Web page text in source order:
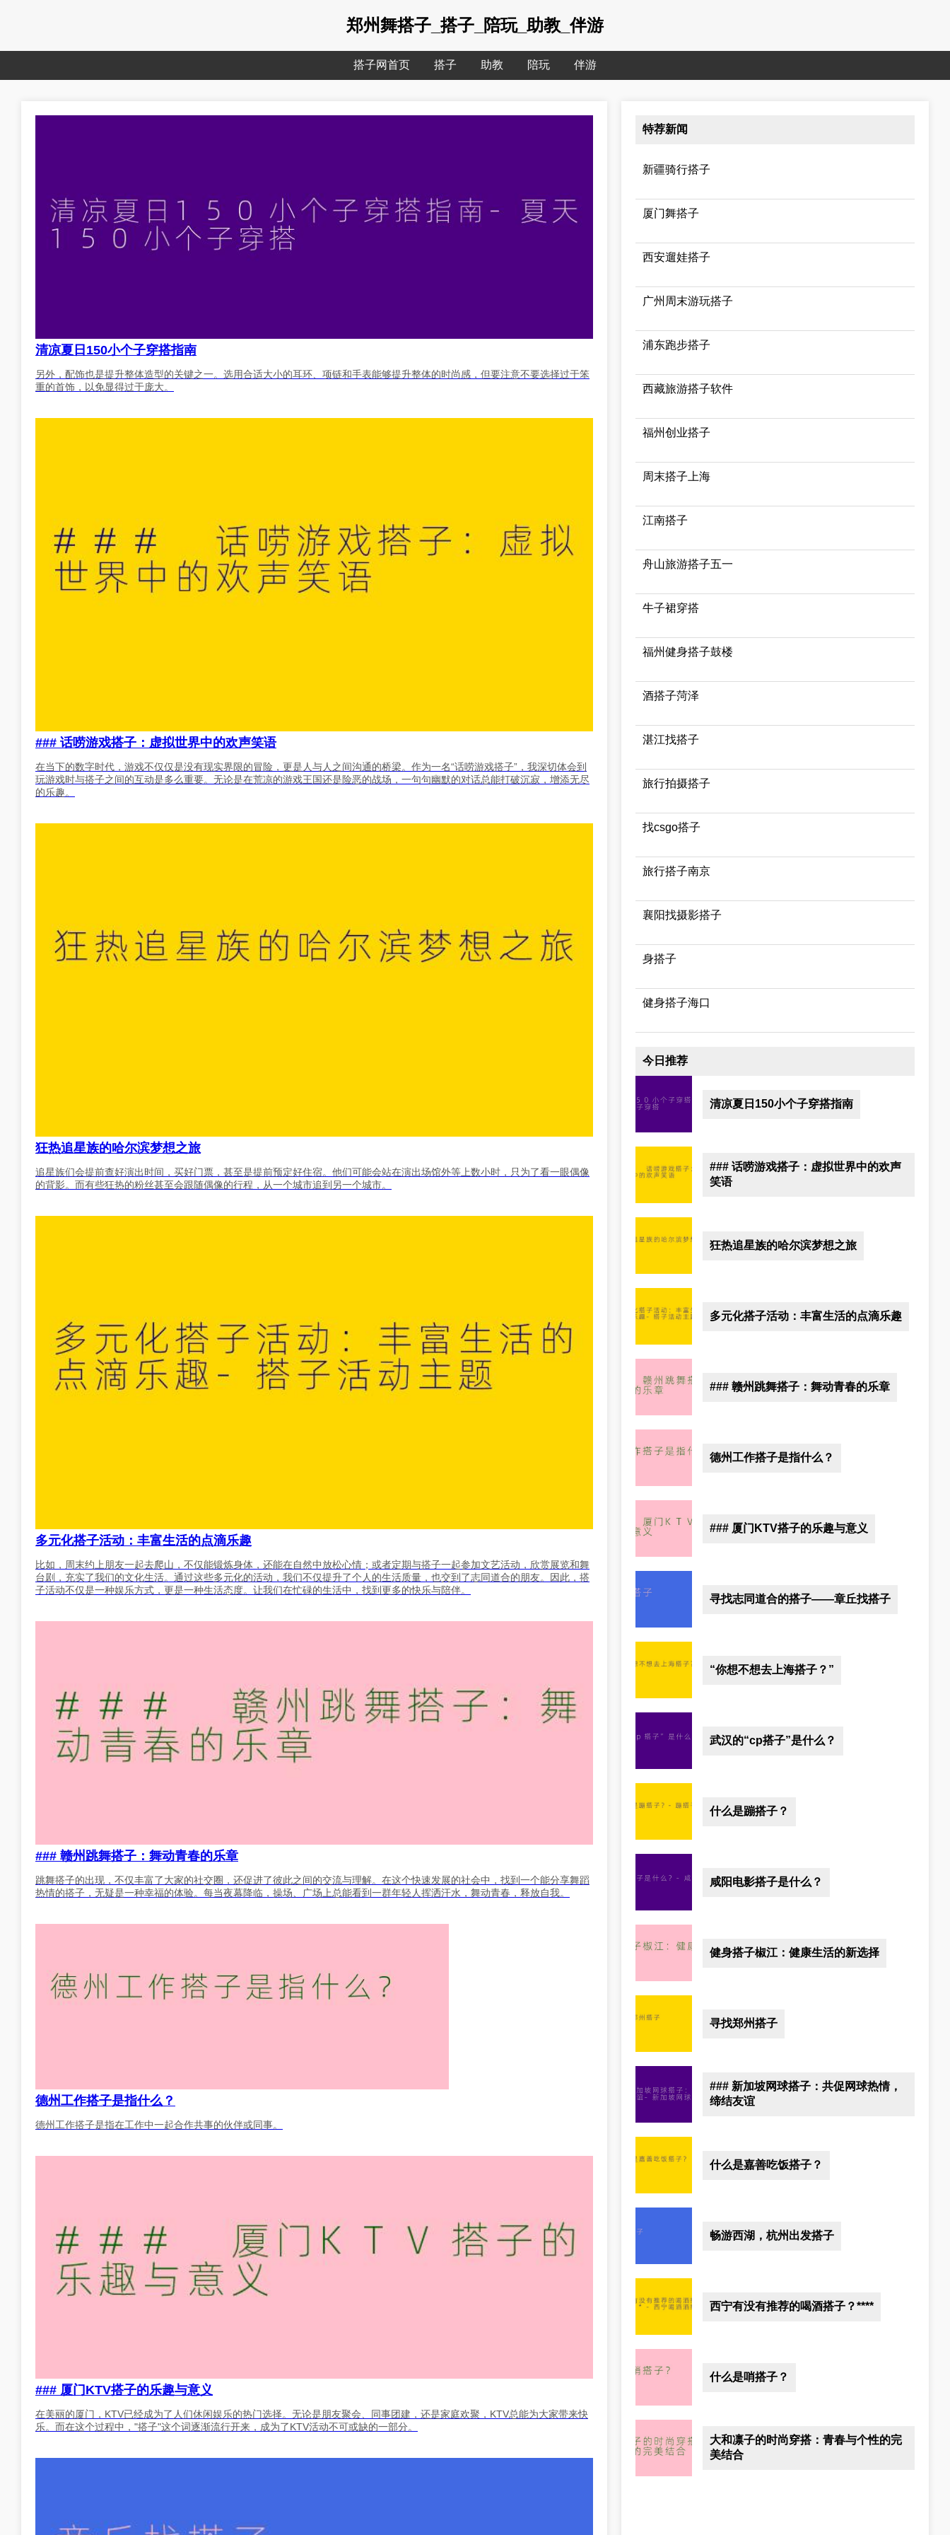
郑州舞搭子_搭子_陪玩_助教_伴游
搭子网首页 搭子 助教 陪玩 伴游
清凉夏日150小个子穿搭指南
另外，配饰也是提升整体造型的关键之一。选用合适大小的耳环、项链和手表能够提升整体的时尚感，但要注意不要选择过于笨
重的首饰，以免显得过于庞大。
### 话唠游戏搭子：虚拟世界中的欢声笑语
在当下的数字时代，游戏不仅仅是没有现实界限的冒险，更是人与人之间沟通的桥梁。作为一名“话唠游戏搭子”，我深切体会到
玩游戏时与搭子之间的互动是多么重要。无论是在荒凉的游戏王国还是险恶的战场，一句句幽默的对话总能打破沉寂，增添无尽
的乐趣。
狂热追星族的哈尔滨梦想之旅
追星族们会提前查好演出时间，买好门票，甚至是提前预定好住宿。他们可能会站在演出场馆外等上数小时，只为了看一眼偶像
的背影。而有些狂热的粉丝甚至会跟随偶像的行程，从一个城市追到另一个城市。
多元化搭子活动：丰富生活的点滴乐趣
比如，周末约上朋友一起去爬山，不仅能锻炼身体，还能在自然中放松心情；或者定期与搭子一起参加文艺活动，欣赏展览和舞
台剧，充实了我们的文化生活。通过这些多元化的活动，我们不仅提升了个人的生活质量，也交到了志同道合的朋友。因此，搭
子活动不仅是一种娱乐方式，更是一种生活态度。让我们在忙碌的生活中，找到更多的快乐与陪伴。
### 赣州跳舞搭子：舞动青春的乐章
跳舞搭子的出现，不仅丰富了大家的社交圈，还促进了彼此之间的交流与理解。在这个快速发展的社会中，找到一个能分享舞蹈
热情的搭子，无疑是一种幸福的体验。每当夜幕降临，操场、广场上总能看到一群年轻人挥洒汗水，舞动青春，释放自我。
德州工作搭子是指什么？
德州工作搭子是指在工作中一起合作共事的伙伴或同事。
### 厦门KTV搭子的乐趣与意义
在美丽的厦门，KTV已经成为了人们休闲娱乐的热门选择。无论是朋友聚会、同事团建，还是家庭欢聚，KTV总能为大家带来快
乐。而在这个过程中，"搭子"这个词逐渐流行开来，成为了KTV活动不可或缺的一部分。
特荐新闻
新疆骑行搭子
厦门舞搭子
西安遛娃搭子
广州周末游玩搭子
浦东跑步搭子
西藏旅游搭子软件
福州创业搭子
周末搭子上海
江南搭子
舟山旅游搭子五一
牛子裙穿搭
福州健身搭子鼓楼
酒搭子菏泽
湛江找搭子
旅行拍摄搭子
找csgo搭子
旅行搭子南京
襄阳找摄影搭子
身搭子
健身搭子海口
今日推荐
清凉夏日150小个子穿搭指南
### 话唠游戏搭子：虚拟世界中的欢声
笑语
狂热追星族的哈尔滨梦想之旅
多元化搭子活动：丰富生活的点滴乐趣
### 赣州跳舞搭子：舞动青春的乐章
德州工作搭子是指什么？
### 厦门KTV搭子的乐趣与意义
寻找志同道合的搭子——章丘找搭子
“你想不想去上海搭子？”
武汉的“cp搭子”是什么？
什么是蹦搭子？
咸阳电影搭子是什么？
健身搭子椒江：健康生活的新选择
寻找郑州搭子
### 新加坡网球搭子：共促网球热情，
缔结友谊
什么是嘉善吃饭搭子？
畅游西湖，杭州出发搭子
西宁有没有推荐的喝酒搭子？****
什么是哨搭子？
大和凛子的时尚穿搭：青春与个性的完
美结合